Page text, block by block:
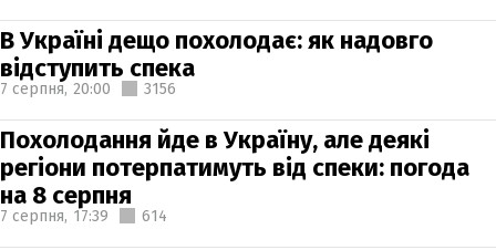
В Україні дещо похолодає: як надовго
відступить спека
7 серпня, 20:00 3156
Похолодання йде в Україну, але деякі
регіони потерпатимуть від спеки: погода
на 8 серпня
7 серпня, 17:39 614